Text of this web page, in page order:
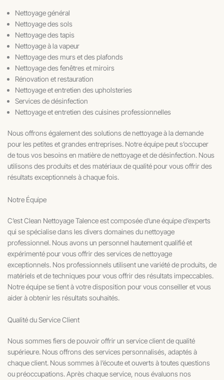
Nettoyage général
Nettoyage des sols
Nettoyage des tapis
Nettoyage à la vapeur
Nettoyage des murs et des plafonds
Nettoyage des fenêtres et miroirs
Rénovation et restauration
Nettoyage et entretien des upholsteries
Services de désinfection
Nettoyage et entretien des cuisines professionnelles
Nous offrons également des solutions de nettoyage à la demande
pour les petites et grandes entreprises. Notre équipe peut s’occuper
de tous vos besoins en matière de nettoyage et de désinfection. Nous
utilisons des produits et des matériaux de qualité pour vous offrir des
résultats exceptionnels à chaque fois.
Notre Équipe
C’est Clean Nettoyage Talence est composée d’une équipe d’experts
qui se spécialise dans les divers domaines du nettoyage
professionnel. Nous avons un personnel hautement qualifié et
expérimenté pour vous offrir des services de nettoyage
exceptionnels. Nos professionnels utilisent une variété de produits, de
matériels et de techniques pour vous offrir des résultats impeccables.
Notre équipe se tient à votre disposition pour vous conseiller et vous
aider à obtenir les résultats souhaités.
Qualité du Service Client
Nous sommes fiers de pouvoir offrir un service client de qualité
supérieure. Nous offrons des services personnalisés, adaptés à
chaque client. Nous sommes à l’écoute et ouverts à toutes questions
ou préoccupations. Après chaque service, nous évaluons nos